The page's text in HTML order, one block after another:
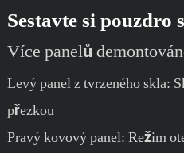
Sestavte si pouzdro
Více panelů
Levý panel z tvrzeného skla:
přezkou
Pravý kovový panel: Režim